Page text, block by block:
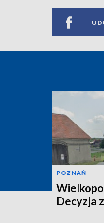
POZNAŃ
Decyzja